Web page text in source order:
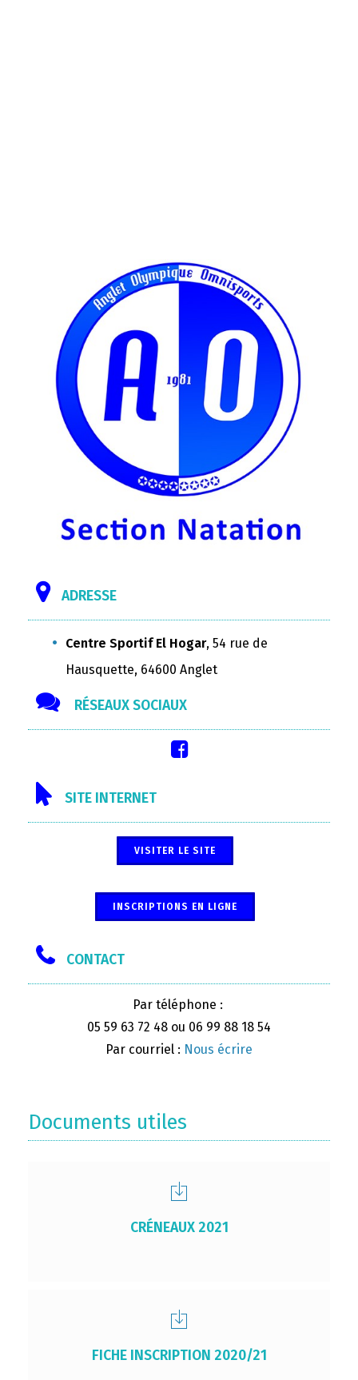
ADRESSE
Centre Sportif El Hogar, 54 rue de
Hausquette, 64600 Anglet
RÉSEAUX SOCIAUX
SITE INTERNET
VISITER LE SITE
INSCRIPTIONS EN LIGNE
CONTACT
Par téléphone :
05 59 63 72 48 ou 06 99 88 18 54
Par courriel : Nous écrire
Documents utiles
CRÉNEAUX 2021
FICHE INSCRIPTION 2020/21